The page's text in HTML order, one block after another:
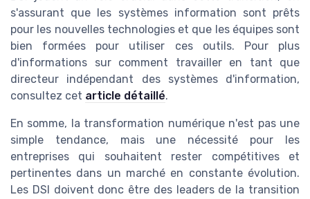
s'assurant que les systèmes information sont prêts
pour les nouvelles technologies et que les équipes sont
bien formées pour utiliser ces outils. Pour plus
d'informations sur comment travailler en tant que
directeur indépendant des systèmes d'information,
consultez cet article détaillé.
En somme, la transformation numérique n'est pas une
simple tendance, mais une nécessité pour les
entreprises qui souhaitent rester compétitives et
pertinentes dans un marché en constante évolution.
Les DSI doivent donc être des leaders de la transition